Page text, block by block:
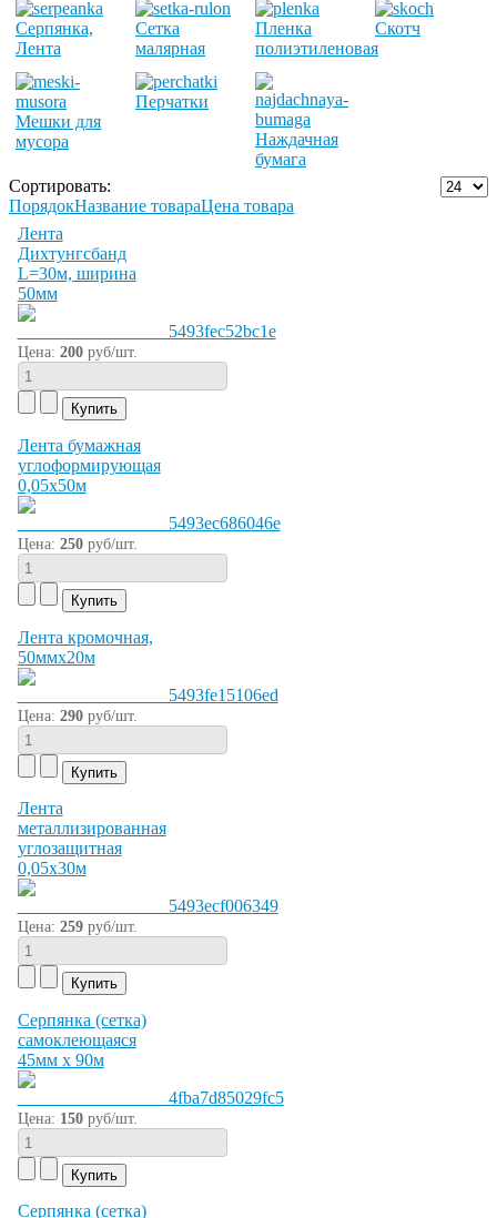
Серпянка,
Лента
Сетка
малярная
Пленка
полиэтиленовая
Скотч
Мешки для
мусора
Перчатки
Наждачная
бумага
Сортировать:
ПорядокНазвание товараЦена товара
Лента
Дихтунгсбанд
L=30м, ширина
50мм
Цена: 200руб/шт.
Лента бумажная
углоформирующая
0,05х50м
Цена: 250руб/шт.
Лента кромочная,
50ммх20м
Цена: 290руб/шт.
Лента
металлизированная
углозащитная
0,05х30м
Цена: 259руб/шт.
Серпянка (сетка)
самоклеющаяся
45мм х 90м
Цена: 150руб/шт.
Серпянка (сетка)